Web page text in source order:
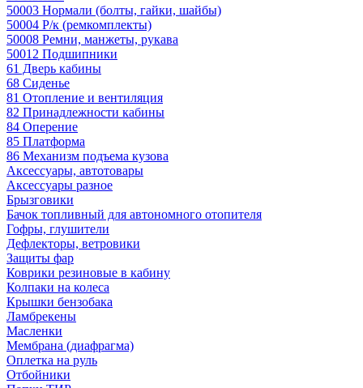
50003 Нормали (болты, гайки, шайбы)
50004 Р/к (ремкомплекты)
50008 Ремни, манжеты, рукава
50012 Подшипники
61 Дверь кабины
68 Сиденье
81 Отопление и вентиляция
82 Принадлежности кабины
84 Оперение
85 Платформа
86 Механизм подъема кузова
Аксессуары, автотовары
Аксессуары разное
Брызговики
Бачок топливный для автономного отопителя
Гофры, глушители
Дефлекторы, ветровики
Защиты фар
Коврики резиновые в кабину
Колпаки на колеса
Крышки бензобака
Ламбрекены
Масленки
Мембрана (диафрагма)
Оплетка на руль
Отбойники